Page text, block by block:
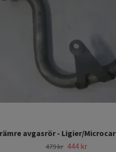
avgasrör - Ligier/
479 kr 444 kr